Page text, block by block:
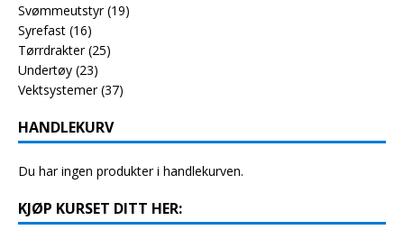
Svømmeutstyr (19)
Syrefast (16)
Tørrdrakter (25)
Undertøy (23)
Vektsystemer (37)
HANDLEKURV
Du har ingen produkter i handlekurven.
KJØP KURSET DITT HER: